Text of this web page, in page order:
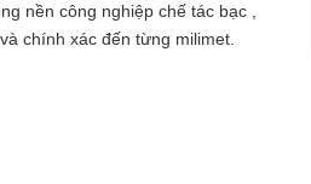
nền công nghiệp chế tác bạc ,
chính xác đến từng milimet.